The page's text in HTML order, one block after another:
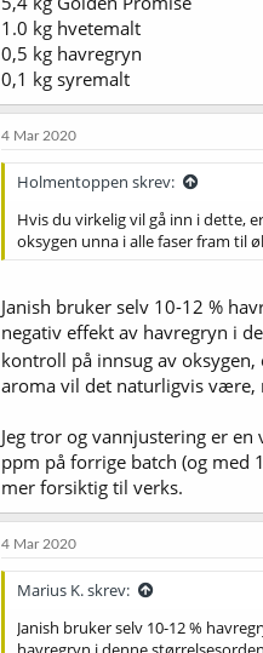
1.0 kg hvetemalt
0,5 kg havregryn
0,1 kg syremalt
4 Mar 2020
Holmentoppen skrev:
Hvis du virkelig vil gå inn i dette,
oksygen unna i alle faser fram til
Janish bruker selv 10-12 %
negativ effekt av havregryn i
kontroll på innsug av
aroma vil det naturligvis være,
Jeg tror og vannjustering er
ppm på forrige batch (og med
mer forsiktig til verks.
4 Mar 2020
Marius K. skrev:
Janish bruker selv 10-12 %